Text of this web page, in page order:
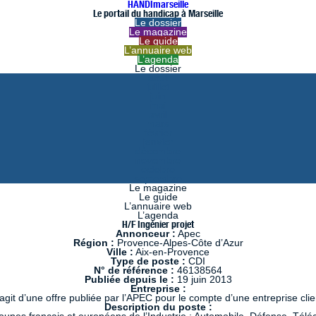
HANDImarseille
Le portail du handicap à Marseille
Le dossier
Le magazine
Le guide
L’annuaire web
L’agenda
Le dossier
Le magazine
Le guide
L’annuaire web
L’agenda
H/F Ingénier projet
Annonceur : Apec
Région : Provence-Alpes-Côte d’Azur
Ville : Aix-en-Provence
Type de poste : CDI
N° de référence : 46138564
Publiée depuis le : 19 juin 2013
Entreprise :
d’une offre publiée par l’APEC pour le compte d’une entreprise
Description du poste :